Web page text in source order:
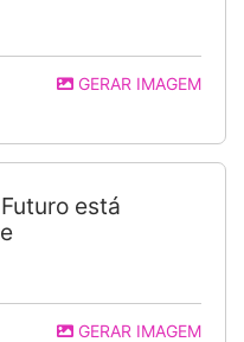
GERAR IMAGEM
está
GERAR IMAGEM